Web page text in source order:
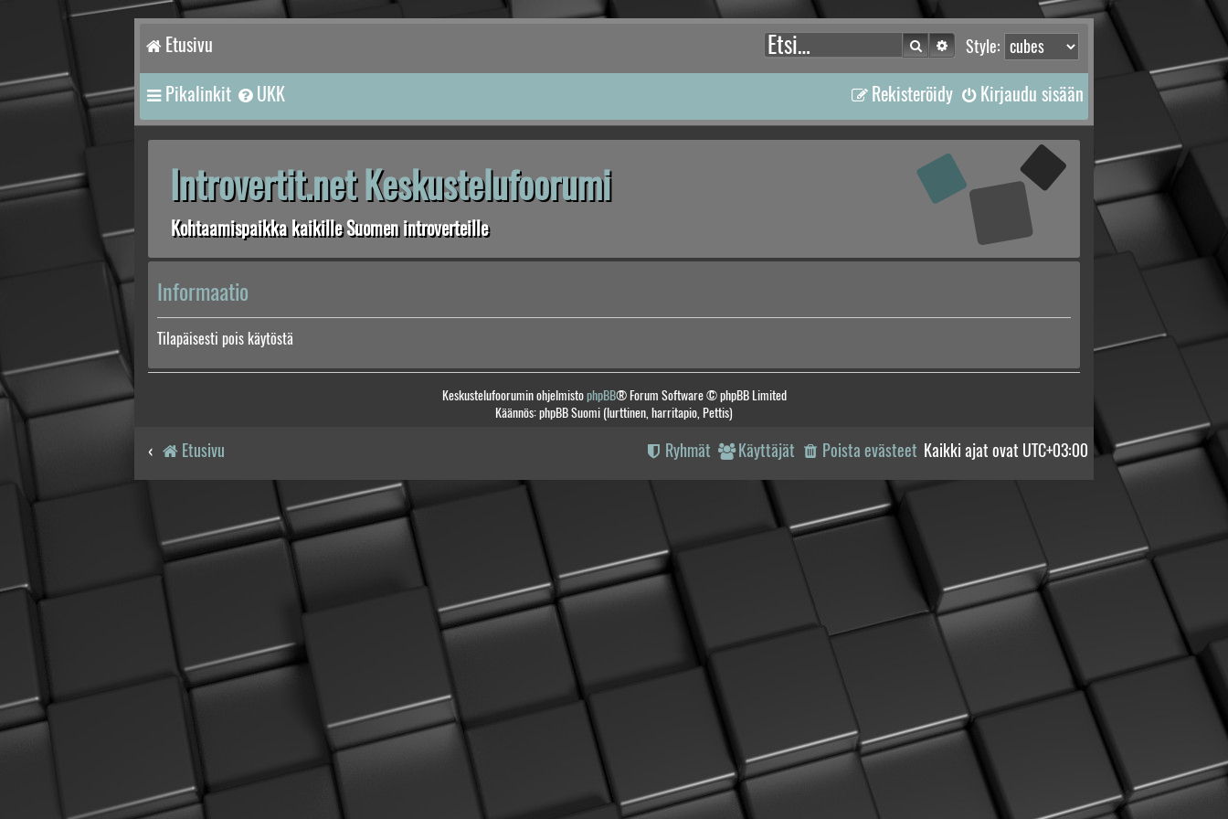
Etusivu Style:
Etsi Tarkennettu haku
Pikalinkit UKK Kirjaudu sisään
Rekisteröidy
Introvertit.net Keskustelufoorumi
Kohtaamispaikka kaikille Suomen introverteille
Informaatio
Tilapäisesti pois käytöstä
Keskustelufoorumin ohjelmistophpBB® Forum Software © phpBB Limited
Käännös: phpBB Suomi (lurttinen, harritapio, Pettis)
Etusivu Kaikki ajat ovat UTC+03:00
Poista evästeet
Käyttäjät
Ryhmät